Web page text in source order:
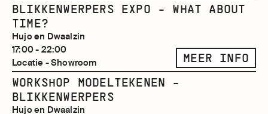
BLIKKENWERPERS EXPO - WHAT ABOUT
TIME?
Hujo en Dwaalzin
17:00 - 22:00
Locatie - Showroom
MEER INFO
WORKSHOP MODELTEKENEN -
BLIKKENWERPERS
Hujo en Dwaalzin